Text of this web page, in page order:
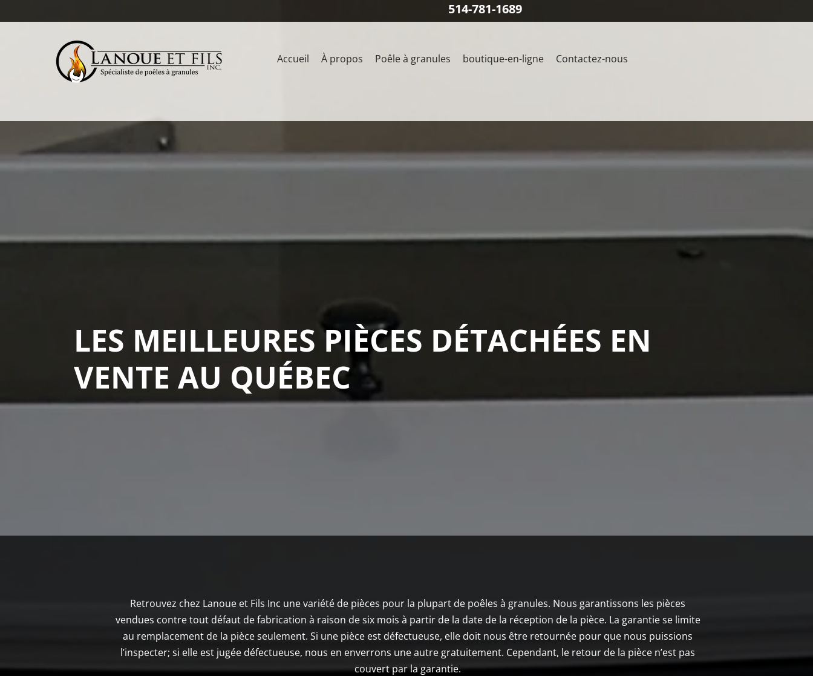
514-781-1689
Accueil À propos Poêle à granules boutique-en-ligne Contactez-nous
LES MEILLEURES PIÈCES DÉTACHÉES EN
VENTE AU QUÉBEC
Retrouvez chez Lanoue et Fils Inc une variété de pièces pour la plupart de poêles à granules. Nous garantissons les pièces
vendues contre tout défaut de fabrication à raison de six mois à partir de la date de la réception de la pièce. La garantie se limite
au remplacement de la pièce seulement. Si une pièce est défectueuse, elle doit nous être retournée pour que nous puissions
l’inspecter; si elle est jugée défectueuse, nous en enverrons une autre gratuitement. Cependant, le retour de la pièce n’est pas
couvert par la garantie.